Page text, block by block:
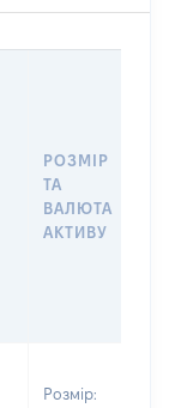
РОЗМІР
ТА
ВАЛЮТА
АКТИВУ
Розмір: